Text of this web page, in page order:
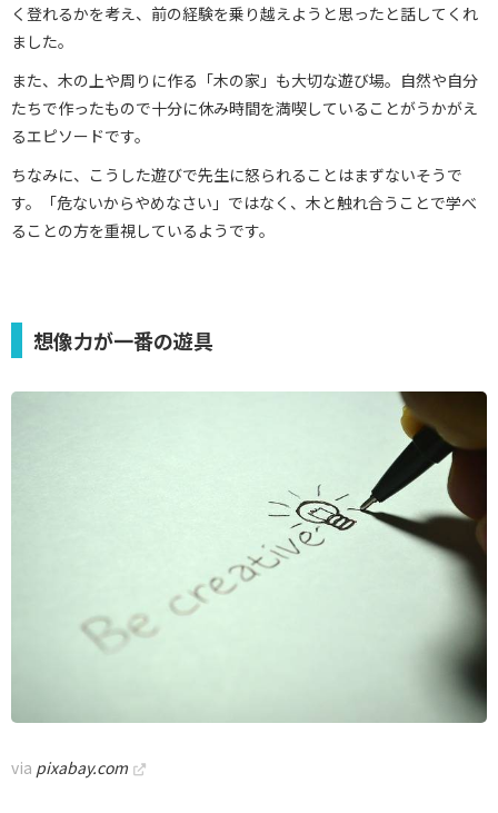
く登れるかを考え、前の経験を乗り越えようと思ったと話してくれ
ました。
また、木の上や周りに作る「木の家」も大切な遊び場。自然や自分
たちで作ったもので十分に休み時間を満喫していることがうかがえ
るエピソードです。
ちなみに、こうした遊びで先生に怒られることはまずないそうで
す。「危ないからやめなさい」ではなく、木と触れ合うことで学べ
ることの方を重視しているようです。
想像力が一番の遊具
via pixabay.com